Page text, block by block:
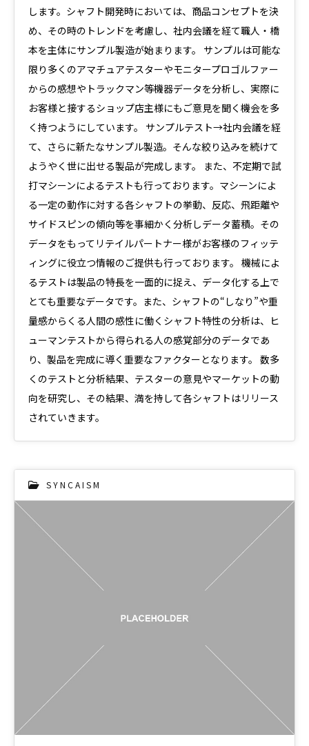
します。シャフト開発時においては、商品コンセプトを決
め、その時のトレンドを考慮し、社内会議を経て職人・橋
本を主体にサンプル製造が始まります。 サンプルは可能な
限り多くのアマチュアテスターやモニタープロゴルファー
からの感想やトラックマン等機器データを分析し、実際に
お客様と接するショップ店主様にもご意見を聞く機会を多
く持つようにしています。 サンプルテスト→社内会議を経
て、さらに新たなサンプル製造。そんな絞り込みを続けて
ようやく世に出せる製品が完成します。 また、不定期で試
打マシーンによるテストも行っております。マシーンによ
る一定の動作に対する各シャフトの挙動、反応、飛距離や
サイドスピンの傾向等を事細かく分析しデータ蓄積。その
データをもってリテイルパートナー様がお客様のフィッテ
ィングに役立つ情報のご提供も行っております。 機械によ
るテストは製品の特長を一面的に捉え、データ化する上で
とても重要なデータです。また、シャフトの“しなり”や重
量感からくる人間の感性に働くシャフト特性の分析は、ヒ
ューマンテストから得られる人の感覚部分のデータであ
り、製品を完成に導く重要なファクターとなります。 数多
くのテストと分析結果、テスターの意見やマーケットの動
向を研究し、その結果、満を持して各シャフトはリリース
されていきます。
S Y N C A I S M